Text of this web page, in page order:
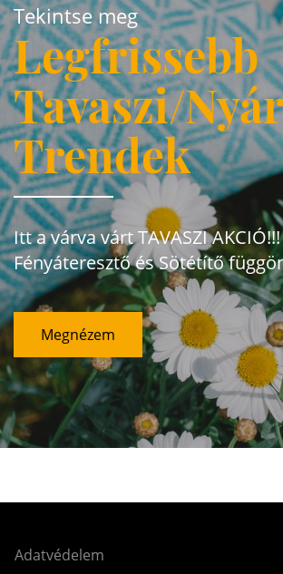
Tekintse meg
Legfrissebb
Tavaszi/
Trendek
Itt a várva várt TAVASZI
Fényáteresztő és Sötétítő
Megnézem
Adatvédelem